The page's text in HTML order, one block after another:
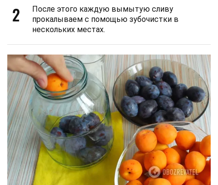
2
После этого каждую вымытую сливу
прокалываем с помощью зубочистки в
нескольких местах.